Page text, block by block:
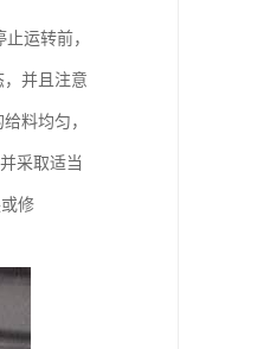
运转前，
并且注意
料均匀，
采取适当
修